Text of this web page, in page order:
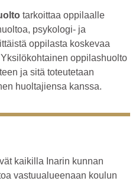
tarkoittaa oppilaalle
psykologi- ja
oppilasta koskevaa
oppilashuolto
ja sitä toteutetaan
huoltajiensa kanssa.
kaikilla Inarin kunnan
vastuualueenaan koulun